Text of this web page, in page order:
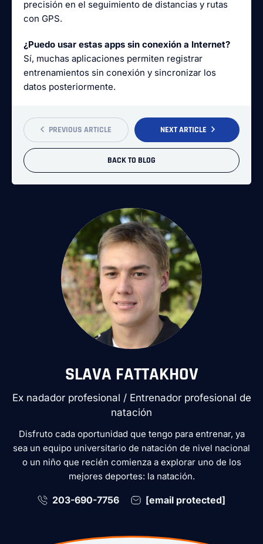
precisión en el seguimiento de distancias y rutas
con GPS.
¿Puedo usar estas apps sin conexión a Internet?
Sí, muchas aplicaciones permiten registrar
entrenamientos sin conexión y sincronizar los
datos posteriormente.
PREVIOUS ARTICLE
BACK TO BLOG
NEXT ARTICLE
SLAVA FATTAKHOV
Ex nadador profesional / Entrenador profesional de
natación
Disfruto cada oportunidad que tengo para entrenar, ya
sea un equipo universitario de natación de nivel nacional
o un niño que recién comienza a explorar uno de los
mejores deportes: la natación.
203-690-7756 [email protected]